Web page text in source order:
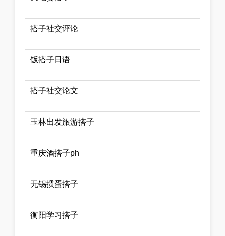
搭子社交评论
饭搭子日语
搭子社交论文
玉林出发旅游搭子
重庆酒搭子ph
无锡掼蛋搭子
衡阳学习搭子